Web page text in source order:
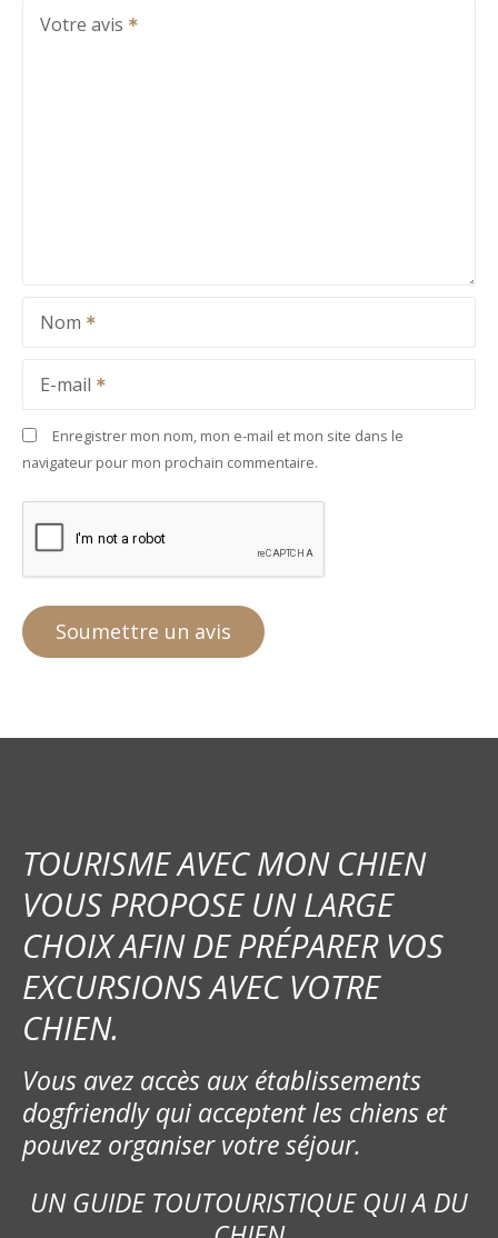
Votre avis
Nom
E-mail
Enregistrer mon nom, mon e-mail et mon site dans le
navigateur pour mon prochain commentaire.
TOURISME AVEC MON CHIEN
VOUS PROPOSE UN LARGE
CHOIX AFIN DE PRÉPARER VOS
EXCURSIONS AVEC VOTRE
CHIEN.
Vous avez accès aux établissements
dogfriendly qui acceptent les chiens et
pouvez organiser votre séjour.
UN GUIDE TOUTOURISTIQUE QUI A DU